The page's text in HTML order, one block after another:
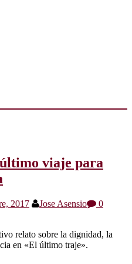
viaje para
2017 Jose Asensio
0
relato sobre la dignidad, la
en «El último traje».